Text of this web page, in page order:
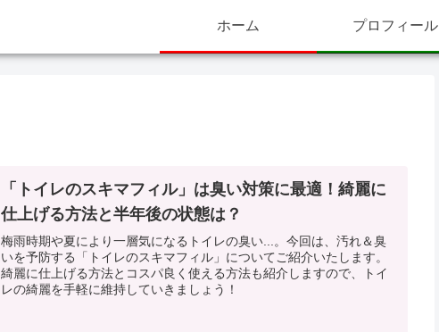
ホーム プロフィール
「トイレのスキマフィル」は臭い対策に最適！綺麗に
仕上げる方法と半年後の状態は？
梅雨時期や夏により一層気になるトイレの臭い...。今回は、汚れ＆臭
いを予防する「トイレのスキマフィル」についてご紹介いたします。
綺麗に仕上げる方法とコスパ良く使える方法も紹介しますので、トイ
レの綺麗を手軽に維持していきましょう！